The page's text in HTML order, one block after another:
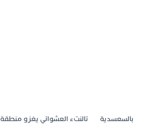
بالسعسدية تالنتء العشوائي يغزو منطقة